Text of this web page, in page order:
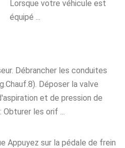
Lorsque votre véhicule est
équipé ...
Débrancher les conduites
Déposer la valve
et de pression de
les orif ...
Appuyez sur la pédale de frein